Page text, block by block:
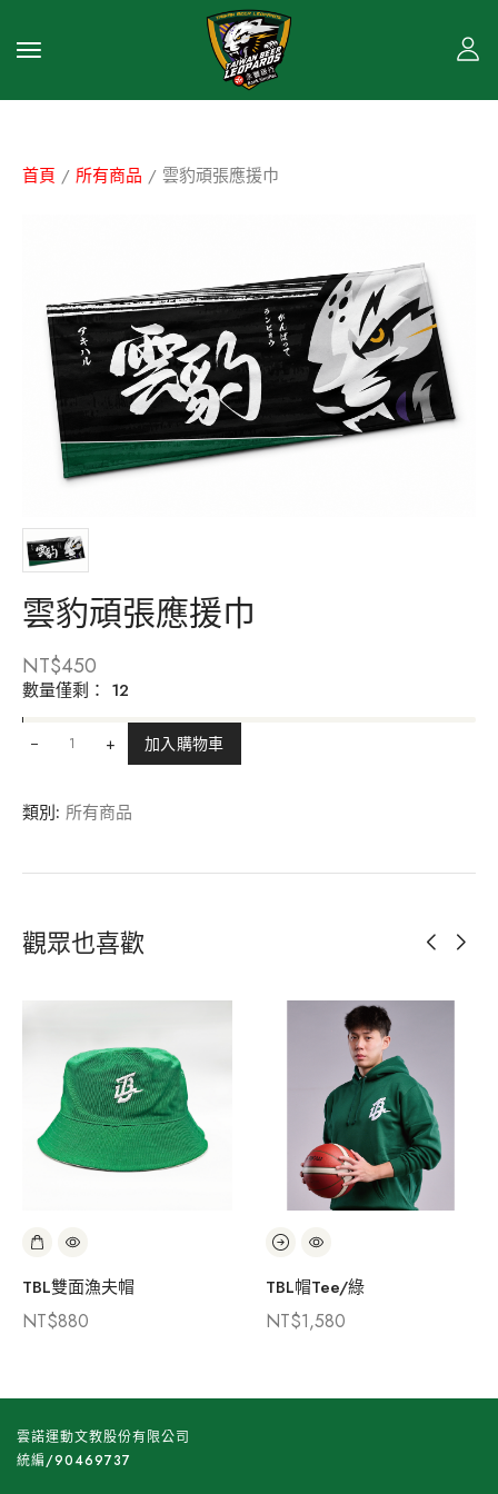
首頁 / 所有商品 / 雲豹頑張應援巾
雲豹頑張應援巾
NT$450
數量僅剩： 12
+ 加入購物車
類別: 所有商品
觀眾也喜歡
TBL雙面漁夫帽
NT$880
TBL帽Tee/綠
NT$1,580
雲諾運動文教股份有限公司
統編/90469737